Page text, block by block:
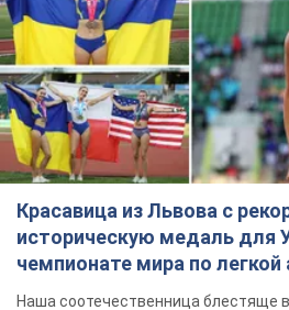
Красавица из Львова с
историческую медаль для
чемпионате мира по легкой
Видео
Наша соотечественница блестяще